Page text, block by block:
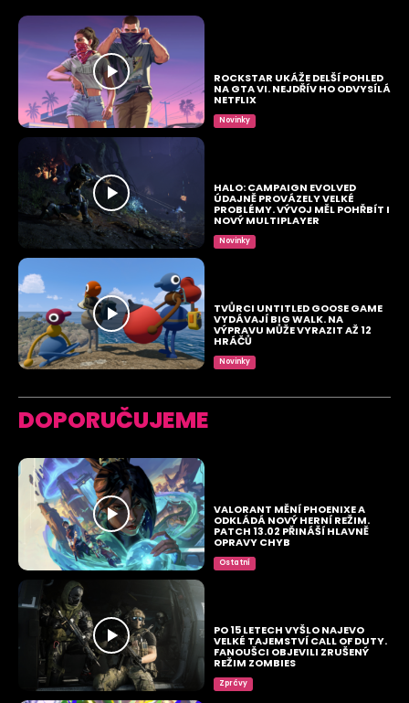
ROCKSTAR UKÁŽE DELŠÍ POHLED
NA GTA VI. NEJDŘÍV HO ODVYSÍLÁ
NETFLIX
Novinky
HALO: CAMPAIGN EVOLVED
ÚDAJNĚ PROVÁZELY VELKÉ
PROBLÉMY. VÝVOJ MĚL POHŘBÍT I
NOVÝ MULTIPLAYER
Novinky
TVŮRCI UNTITLED GOOSE GAME
VYDÁVAJÍ BIG WALK. NA
VÝPRAVU MŮŽE VYRAZIT AŽ 12
HRÁČŮ
Novinky
DOPORUČUJEME
VALORANT MĚNÍ PHOENIXE A
ODKLÁDÁ NOVÝ HERNÍ REŽIM.
PATCH 13.02 PŘINÁŠÍ HLAVNĚ
OPRAVY CHYB
Ostatní
PO 15 LETECH VYŠLO NAJEVO
VELKÉ TAJEMSTVÍ CALL OF DUTY.
FANOUŠCI OBJEVILI ZRUŠENÝ
REŽIM ZOMBIES
Zprávy